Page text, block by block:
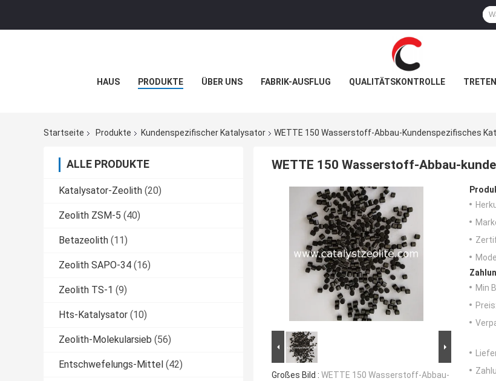
HAUS PRODUKTE ÜBER UNS FABRIK-AUSFLUG QUALITÄTSKONTROLLE
Startseite Produkte Kundenspezifischer Katalysator WETTE 150 Wasserstoff-Abbau-Kundenspezifisches
ALLE PRODUKTE
Katalysator-Zeolith (20)
Zeolith ZSM-5 (40)
Betazeolith (11)
Zeolith SAPO-34 (16)
Zeolith TS-1 (9)
Hts-Katalysator (10)
Zeolith-Molekularsieb (56)
Entschwefelungs-Mittel (42)
WETTE 150 Wasserstoff-Abbau-
Großes Bild : WETTE 150 Wasserstoff-Abbau-
Min
Preis: